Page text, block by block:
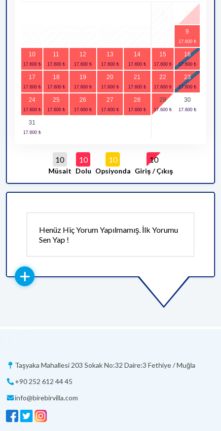
2
9
10 11 12 13 14 15 16
17 18 19 20 21 22 23
24 25 26 27 28 29 30
31
10
Müsait
10
Dolu
10
Opsiyonda
10
Giriş / Çıkış
Henüz Hiç Yorum Yapılmamış. İlk Yorumu
Sen Yap !
Taşyaka Mahallesi 203 Sokak No:32 Daire:3 Fethiye / Muğla
+90 252 612 44 45
info@birebirvilla.com